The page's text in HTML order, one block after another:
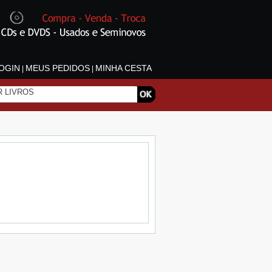
MEUS PEDIDOS MINHA CESTA